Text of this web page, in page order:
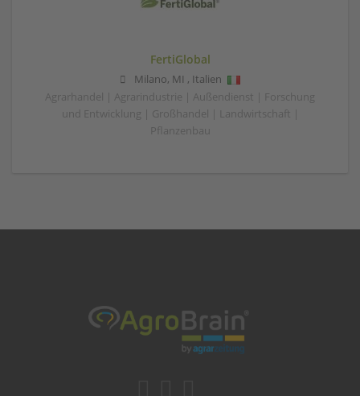
FertiGlobal
Milano, MI , Italien
Agrarhandel | Agrarindustrie | Außendienst | Forschung
und Entwicklung | Großhandel | Landwirtschaft |
Pflanzenbau